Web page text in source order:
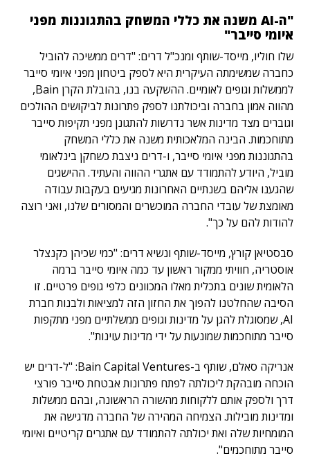
"ה-AI משנה את כללי המשחק בהתגוננות מפני
איומי סייבר"
שלו חוליו, מייסד-שותף ומנכ"ל דרים: "דרים ממשיכה להוביל
כחברה שמשימתה העיקרית היא לספק ביטחון מפני איומי סייבר
לממשלות וגופים לאומיים. ההשקעה בנו, בהובלת הקרן Bain,
מהווה אמון בחברה וביכולתנו לספק פתרונות לביקושים ההולכים
וגוברים מצד מדינות אשר נדרשות להתגונן מפני תקיפות סייבר
מתוחכמות. הבינה המלאכותית משנה את כללי המשחק
בהתגוננות מפני איומי סייבר, ו-דרים ניצבת כשחקן בינלאומי
מוביל, היודע להתמודד עם אתגרי ההווה והעתיד. ההישגים
שהגענו אליהם בשנתיים האחרונות מגיעים בעקבות עבודה
מאומצת של עובדי החברה המוכשרים והמסורים שלנו, ואני רוצה
להודות להם על כך".
סבסטיאן קורץ, מייסד-שותף ונשיא דרים: "כמי שכיהן כקנצלר
אוסטריה, חוויתי ממקור ראשון עד כמה איומי סייבר ברמה
הלאומית שונים בתכלית מאלו המכוונים כלפי גופים פרטיים. זו
הסיבה שהחלטנו להפוך את החזון הזה למציאות ולבנות חברת
AI, שמסוגלת להגן על מדינות וגופים ממשלתיים מפני מתקפות
סייבר מתוחכמות שמונעות על ידי מדינות עוינות".
אנריקה סאלם, שותף ב-Bain Capital Ventures: "ל-דרים יש
הוכחה מובהקת ליכולתה לפתח פתרונות אבטחת סייבר פורצי
דרך ולספק אותם ללקוחות מהשורה הראשונה, ובהם ממשלות
ומדינות מובילות. הצמיחה המהירה של החברה מדגישה את
המומחיות שלה ואת יכולתה להתמודד עם אתגרים קריטיים ואיומי
סייבר מתוחכמים".